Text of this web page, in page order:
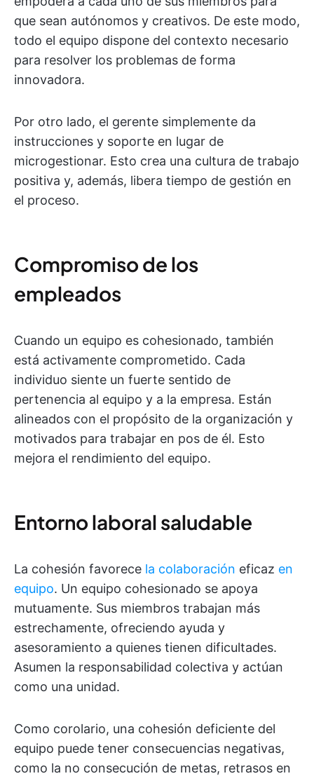
que sean autónomos y creativos. De este modo,
todo el equipo dispone del contexto necesario
para resolver los problemas de forma
innovadora.
Por otro lado, el gerente simplemente da
instrucciones y soporte en lugar de
microgestionar. Esto crea una cultura de trabajo
positiva y, además, libera tiempo de gestión en
el proceso.
Compromiso de los
empleados
Cuando un equipo es cohesionado, también
está activamente comprometido. Cada
individuo siente un fuerte sentido de
pertenencia al equipo y a la empresa. Están
alineados con el propósito de la organización y
motivados para trabajar en pos de él. Esto
mejora el rendimiento del equipo.
Entorno laboral saludable
La cohesión favorece la colaboración eficaz en
equipo. Un equipo cohesionado se apoya
mutuamente. Sus miembros trabajan más
estrechamente, ofreciendo ayuda y
asesoramiento a quienes tienen dificultades.
Asumen la responsabilidad colectiva y actúan
como una unidad.
Como corolario, una cohesión deficiente del
equipo puede tener consecuencias negativas,
como la no consecución de metas, retrasos en